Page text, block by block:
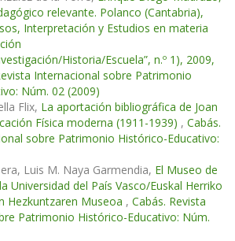
relevante. Polanco (Cantabria),
Interpretación y Estudios en materia
Historia/Escuela”, n.º 1), 2009,
Internacional sobre Patrimonio
Núm. 02 (2009)
Flix, La aportación bibliográfica de Joan
Física moderna (1911-1939) , Cabás.
sobre Patrimonio Histórico-Educativo:
Luis M. Naya Garmendia, El Museo de
Universidad del País Vasco/Euskal Herriko
Hezkuntzaren Museoa , Cabás. Revista
Patrimonio Histórico-Educativo: Núm.